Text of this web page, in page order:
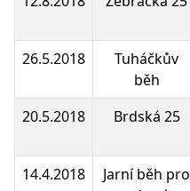
26.5.2018
Tuháčkův
běh
20.5.2018 Brdská 25
14.4.2018
Jarní běh pro